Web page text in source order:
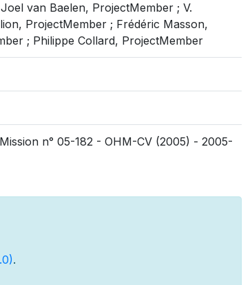
van Baelen, ProjectMember ; V.
ProjectMember ; Frédéric Masson,
; Philippe Collard, ProjectMember
n° 05-182 - OHM-CV (2005) - 2005-
.